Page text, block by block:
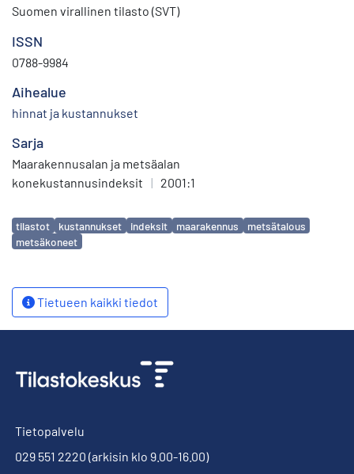
Suomen virallinen tilasto (SVT)
ISSN
0788-9984
Aihealue
hinnat ja kustannukset
Sarja
Maarakennusalan ja metsäalan
konekustannusindeksit
| 2001:1
Avainsanat
tilastot kustannukset indeksit maarakennus
metsätalous
metsäkoneet
Tietueen kaikki tiedot
Tietopalvelu
029 551 2220 (arkisin klo 9.00-16.00)